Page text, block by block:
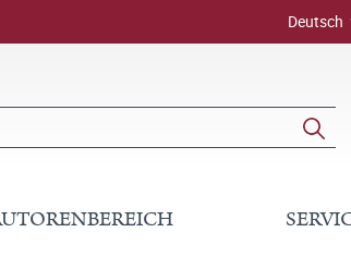
Deutsch